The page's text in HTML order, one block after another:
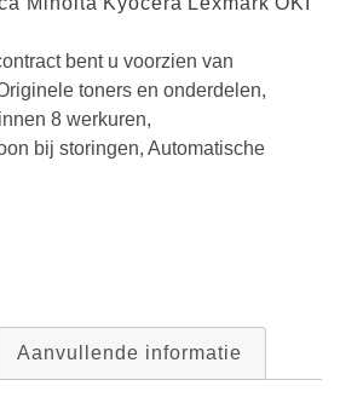
bent u voorzien van
toners en onderdelen,
8 werkuren,
bij storingen, Automatische
Aanvullende informatie